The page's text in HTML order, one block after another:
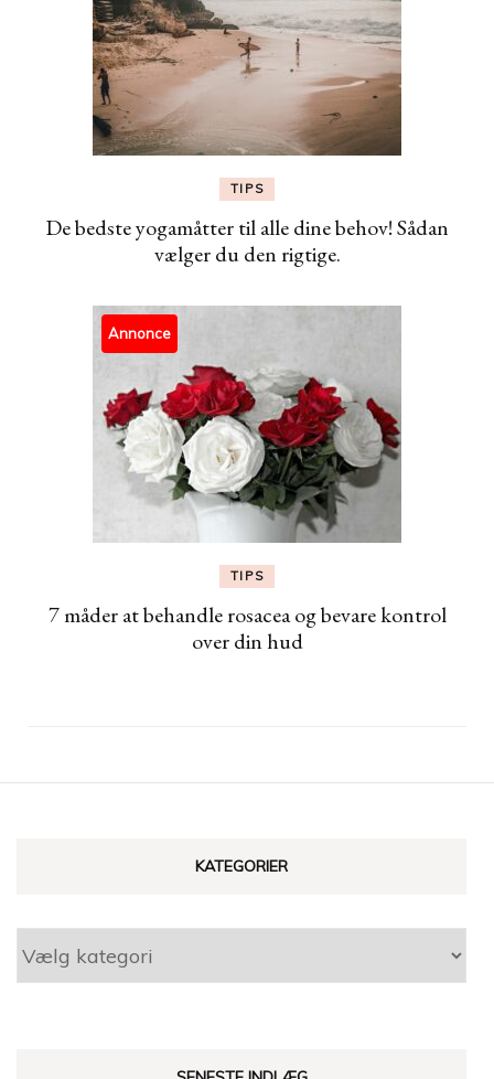
TIPS
De bedste yogamåtter til alle dine behov! Sådan
vælger du den rigtige.
Annonce
TIPS
7 måder at behandle rosacea og bevare kontrol
over din hud
KATEGORIER
Kategorier